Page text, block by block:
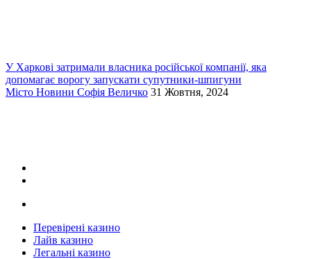
У Харкові затримали власника російської компанії, яка
допомагає ворогу запускати супутники-шпигуни
Місто Новини Софія Величко 31 Жовтня, 2024
Перевірені казино
Лайв казино
Легальні казино